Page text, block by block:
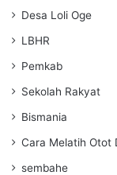
Desa Loli Oge
LBHR
Pemkab
Sekolah Rakyat
Bismania
Cara Melatih Otot
sembahe